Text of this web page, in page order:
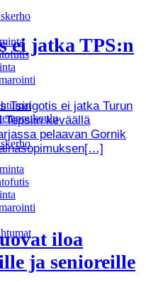
ei jatka TPS:n
Tsirigotis ei jatka Turun
Tepsiin keväällä
pelaavan Gornik
iloa
ja senioreille